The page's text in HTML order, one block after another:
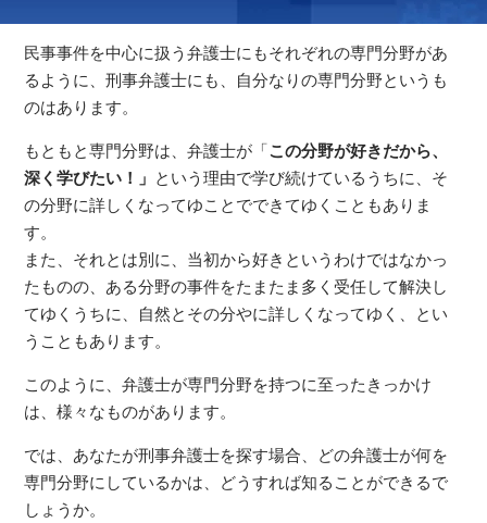
民事事件を中心に扱う弁護士にもそれぞれの専門分野があ
るように、刑事弁護士にも、自分なりの専門分野というも
のはあります。
もともと専門分野は、弁護士が「 この分野が好きだから、
深く学びたい！」
という理由で学び続けているうちに、そ
の分野に詳しくなってゆことでできてゆくこともありま
す。
また、それとは別に、当初から好きというわけではなかっ
たものの、ある分野の事件をたまたま多く受任して解決し
てゆくうちに、自然とその分やに詳しくなってゆく、とい
うこともあります。
このように、弁護士が専門分野を持つに至ったきっかけ
は、様々なものがあります。
では、あなたが刑事弁護士を探す場合、どの弁護士が何を
専門分野にしているかは、どうすれば知ることができるで
しょうか。